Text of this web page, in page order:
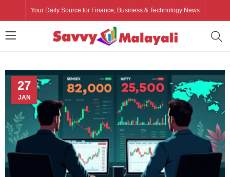
Your Daily Source for Finance, Business & Technology News
27
JAN